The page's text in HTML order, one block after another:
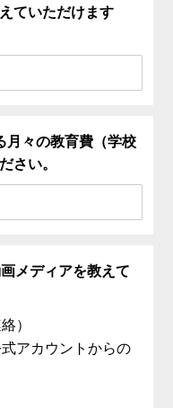
ていただけます
月々の教育費（学校
さい。
メディアを教えて
）
アカウントからの